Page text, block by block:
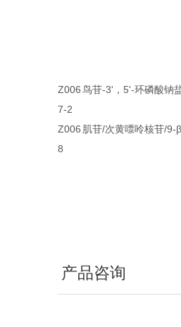
Z006
7-2
鸟苷-3'，5'-环磷酸钠
Z006
8
肌苷/次黄嘌呤核苷/9-
产品咨询